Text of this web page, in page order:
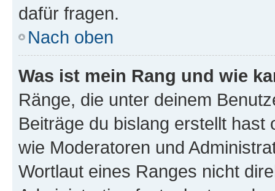
dafür fragen.
Nach oben
Was ist mein Rang und wie
Ränge, die unter deinem
Beiträge du bislang erstellt
wie Moderatoren und
Wortlaut eines Ranges nicht